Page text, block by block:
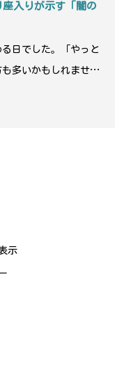
入りが示す「闇の
日でした。「やっと
多いかもしれません
示